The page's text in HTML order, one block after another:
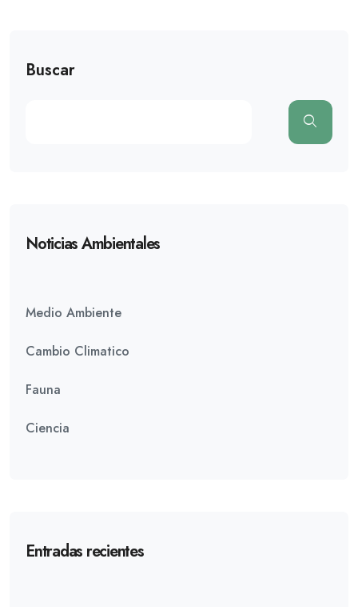
Buscar
Noticias Ambientales
Medio Ambiente
Cambio Climatico
Fauna
Ciencia
Entradas recientes